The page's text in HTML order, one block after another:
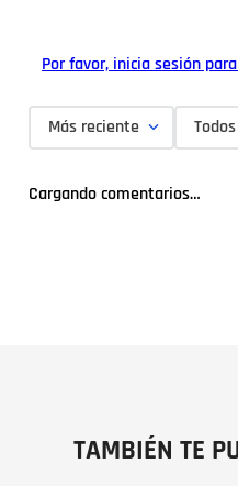
Por favor, inicia sesión
Más reciente Todos
Cargando comentarios…
TAMBIÉN TE